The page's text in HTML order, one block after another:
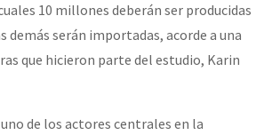
10 millones deberán ser producidas
demás serán importadas, acorde a una
que hicieron parte del estudio, Karin
de los actores centrales en la